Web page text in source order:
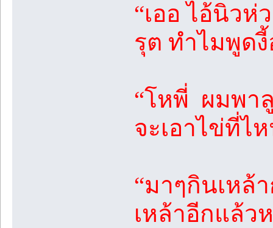
“เออ ไอ้นิว
รุต ทำไมพูด
“โหพี่ ผมพา
จะเอาไข่ที่ไ
“มาๆกินเหล้
เหล้าอีกแล้ว